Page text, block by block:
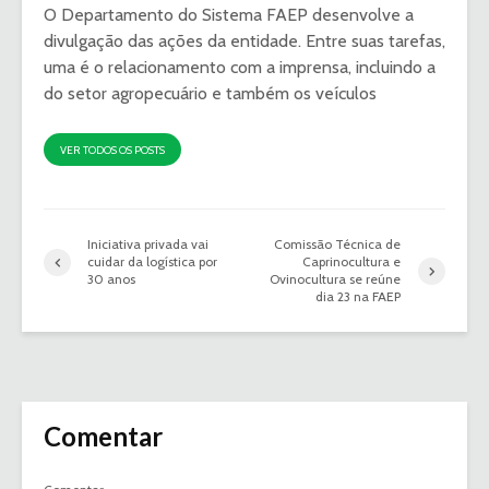
O Departamento do Sistema FAEP desenvolve a
divulgação das ações da entidade. Entre suas tarefas,
uma é o relacionamento com a imprensa, incluindo a
do setor agropecuário e também os veículos
VER TODOS OS POSTS
Iniciativa privada vai
cuidar da logística por
30 anos
Comissão Técnica de
Caprinocultura e
Ovinocultura se reúne
dia 23 na FAEP
Comentar